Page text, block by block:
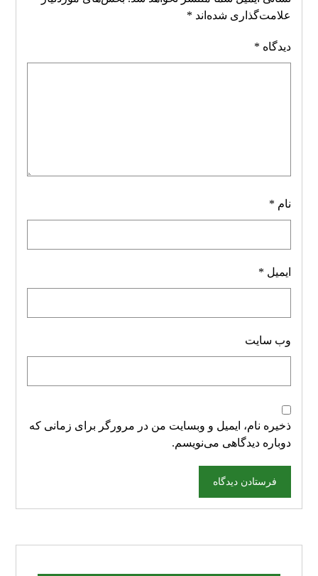
علامت‌گذاری شده‌اند *
دیدگاه *
نام *
ایمیل *
وب‌ سایت
ذخیره نام، ایمیل و وبسایت من در مرورگر برای زمانی که
دوباره دیدگاهی می‌نویسم.